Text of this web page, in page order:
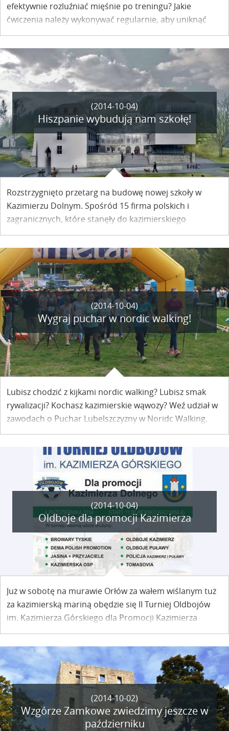
efektywnie rozluźniać mięśnie po treningu? Jakie
ćwiczenia należy wykonywać regularnie, aby uniknąć
przeciążenia treningiem kolarskim? Cezary Zamana
zaprasza do Kazimierza na pierwsze z cyklu Akademii
Rowerowej warsztaty poświęcone profilaktyce kontuzji
kolarskich.
(2014-10-04)
Hiszpanie wybudują nam szkołę!
Rozstrzygnięto przetarg na budowę nowej szkoły w
Kazimierzu Dolnym. Spośród 15 firma polskich i
zagranicznych, które stanęły do kazimierskiego
przetargu, najbardziej atrakcyjna okazała się oferta
hiszpańska.
(2014-10-04)
Wygraj puchar w nordic walking!
Lubisz chodzić z kijkami nordic walking? Lubisz smak
rywalizacji? Kochasz kazimierskie wąwozy? Weź udział w
zawodach o Puchar Lubelszczyzny w Noridc Walking.
Ostatni etap rozgrywek odbędzie się w Kazimierzu już w
tę sobotę.
(2014-10-04)
Oldboje dla promocji Kazimierza
Już w sobotę na murawie Orłów za wałem wiślanym tuż
za kazimierską mariną obędzie się II Turniej Oldbojów
im. Kazimierza Górskiego dla Promocji Kazimierza
Dolnego.
(2014-10-02)
Wzgórze Zamkowe zwiedzimy jeszcze w
październiku